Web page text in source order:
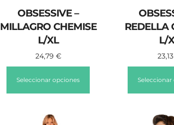
OBSESSIVE –
MILLAGRO CHEMISE
L/XL
24,79 €
Seleccionar opciones
REDELLA
L/